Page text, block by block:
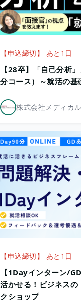
【申込締切】 あと1日
【28卒】「自己分析
分コース）～就活の基
株式会社メディカ
【申込締切】 あと1日
【1Dayインターン/
活かせる！ビジネス
クショップ